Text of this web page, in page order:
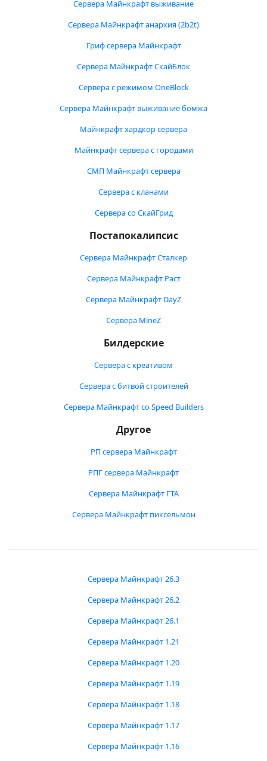
Сервера Майнкрафт выживание
Сервера Майнкрафт анархия (2b2t)
Гриф сервера Майнкрафт
Сервера Майнкрафт СкайБлок
Сервера с режимом OneBlock
Сервера Майнкрафт выживание бомжа
Майнкрафт хардкор сервера
Майнкрафт сервера с городами
СМП Майнкрафт сервера
Сервера с кланами
Сервера со СкайГрид
Постапокалипсис
Сервера Майнкрафт Сталкер
Сервера Майнкрафт Раст
Сервера Майнкрафт DayZ
Сервера MineZ
Билдерские
Сервера с креативом
Сервера с битвой строителей
Сервера Майнкрафт со Speed Builders
Другое
РП сервера Майнкрафт
РПГ сервера Майнкрафт
Сервера Майнкрафт ГТА
Сервера Майнкрафт пиксельмон
Сервера Майнкрафт 26.3
Сервера Майнкрафт 26.2
Сервера Майнкрафт 26.1
Сервера Майнкрафт 1.21
Сервера Майнкрафт 1.20
Сервера Майнкрафт 1.19
Сервера Майнкрафт 1.18
Сервера Майнкрафт 1.17
Сервера Майнкрафт 1.16